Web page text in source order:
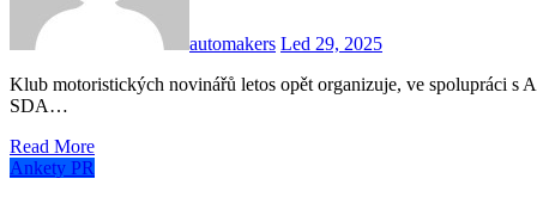
automakers Led 29, 2025
Klub motoristických novinářů letos opět organizuje, ve spolupráci s AUTOmakers, anketu o nejlepší mediální servis v rámci
SDA…
Read More
Ankety PR